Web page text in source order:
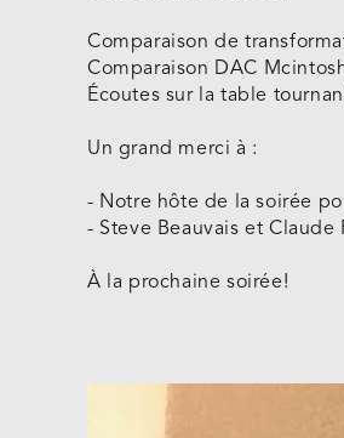
Comparaison de
Comparaison DAC
Écoutes sur la table
Un grand merci à :
- Notre hôte de la soirée
- Steve Beauvais et Claude
À la prochaine soirée!